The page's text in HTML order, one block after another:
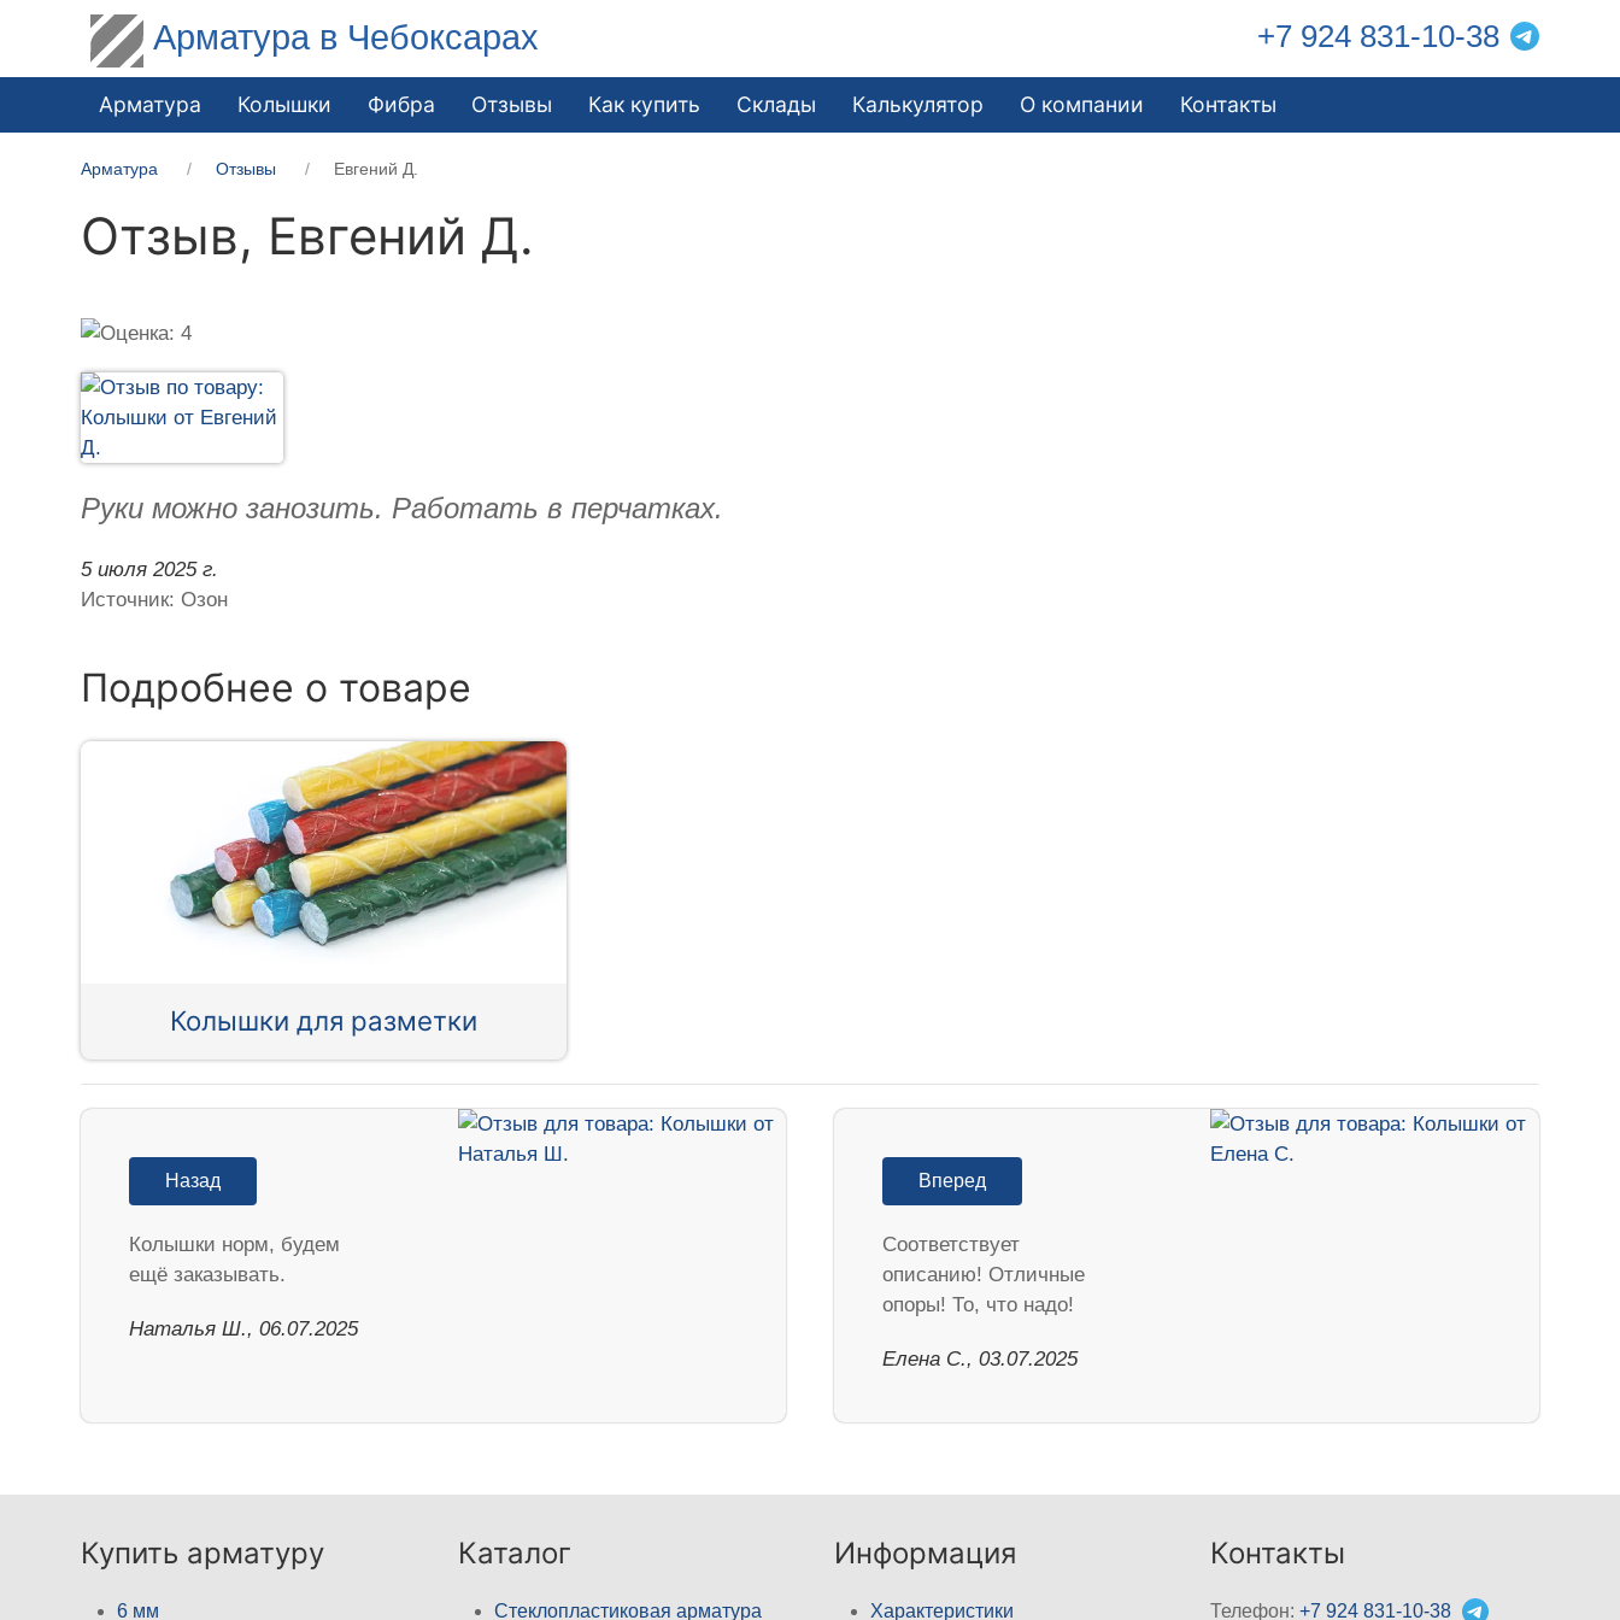
Арматура в Чебоксарах +7 924 831-10-38
Арматура Колышки Фибра Отзывы Как купить Склады Калькулятор О компании Контакты
Арматура Отзывы Евгений Д.
Отзыв, Евгений Д.
Руки можно занозить. Работать в перчатках.
5 июля 2025 г.
Источник: Озон
Подробнее о товаре
Колышки для разметки
Назад
Колышки норм, будем
ещё заказывать.
Наталья Ш., 06.07.2025
Вперед
Соответствует
описанию! Отличные
опоры! То, что надо!
Елена С., 03.07.2025
Купить арматуру
6 мм
Каталог
Стеклопластиковая арматура
Информация
Характеристики
Контакты
Телефон:+7 924 831-10-38